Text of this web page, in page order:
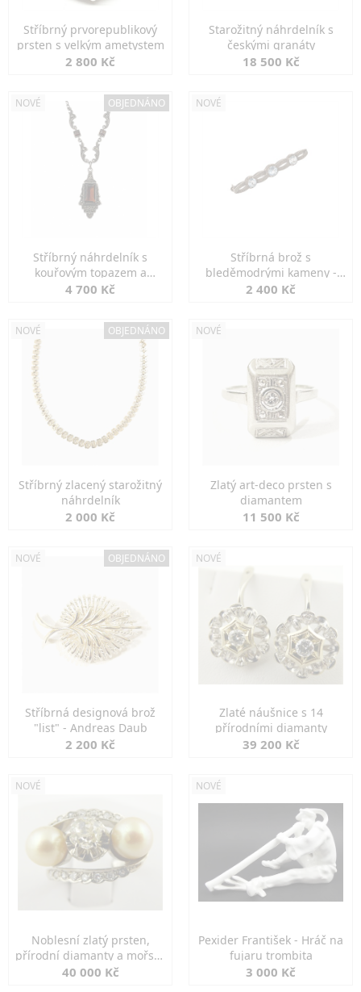
Stříbrný prvorepublikový
prsten s velkým ametystem
2 800 Kč
Starožitný náhrdelník s
českými granáty
18 500 Kč
NOVÉ OBJEDNÁNO
Stříbrný náhrdelník s
kouřovým topazem a
markazity
4 700 Kč
NOVÉ
Stříbrná brož s
bleděmodrými kameny -
jemná elegance
2 400 Kč
NOVÉ OBJEDNÁNO
Stříbrný zlacený starožitný
náhrdelník
2 000 Kč
NOVÉ
Zlatý art-deco prsten s
diamantem
11 500 Kč
NOVÉ OBJEDNÁNO
Stříbrná designová brož
"list" - Andreas Daub
2 200 Kč
NOVÉ
Zlaté náušnice s 14
přírodními diamanty
39 200 Kč
NOVÉ
Noblesní zlatý prsten,
přírodní diamanty a mořské
perly
40 000 Kč
NOVÉ
Pexider František - Hráč na
fujaru trombita
3 000 Kč